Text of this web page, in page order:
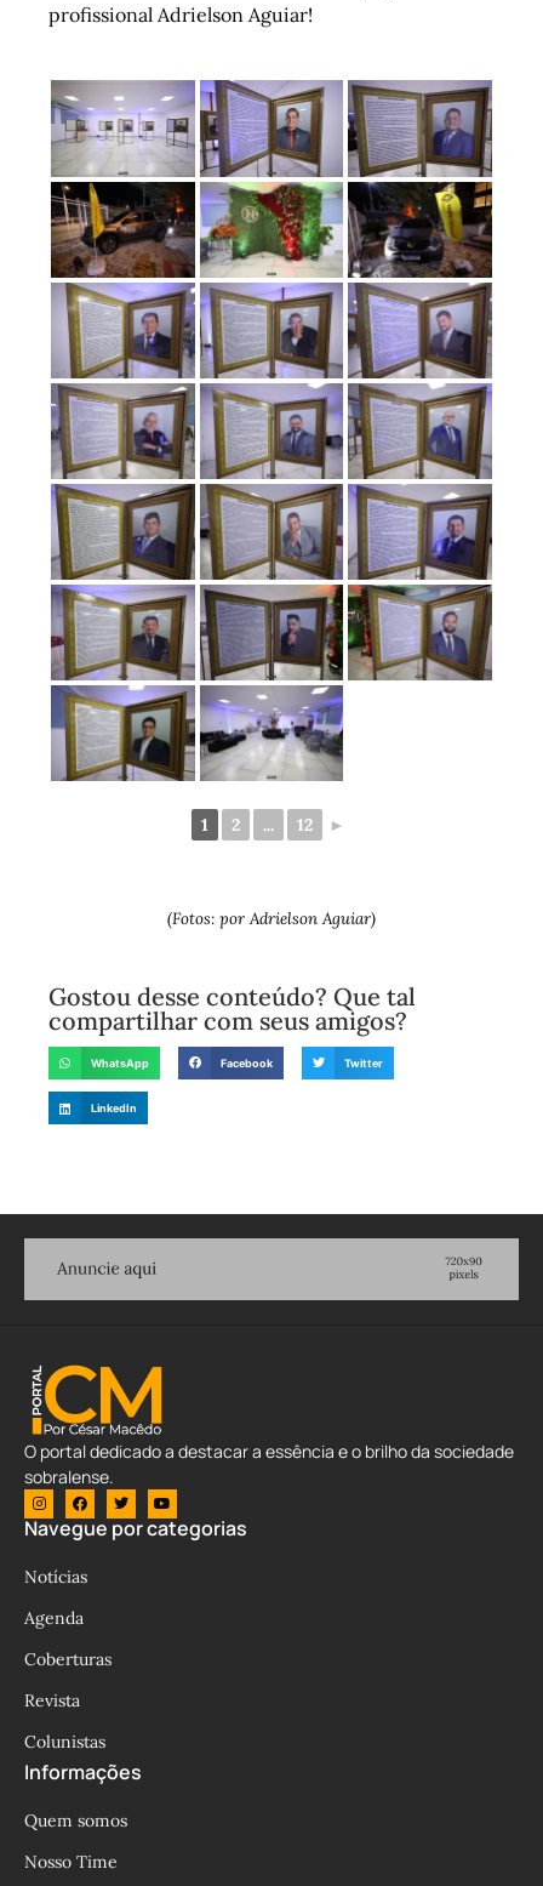
profissional Adrielson Aguiar!
1 2 ... 12 ►
(Fotos: por Adrielson Aguiar)
Gostou desse conteúdo? Que tal
compartilhar com seus amigos?
WhatsApp Facebook Twitter
LinkedIn
O portal dedicado a destacar a essência e o brilho da sociedade
sobralense.
Navegue por categorias
Notícias
Agenda
Coberturas
Revista
Colunistas
Informações
Quem somos
Nosso Time